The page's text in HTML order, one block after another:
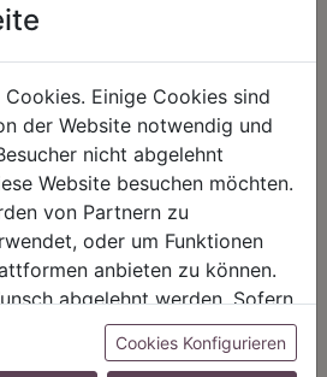
und
Nicht immer ist der günstigste Preis
auch ein guter Preis. Wir handeln
fair – im Hinblick auf unsere
Kalkulation, angemessene
Entlohnung und unsere
Geschäftsbeziehungen.
NACHHALTIGKEIT
Einige Cookies sind
der Website notwendig und
nicht abgelehnt
Website besuchen möchten.
von Partnern zu
oder um Funktionen
anbieten zu können.
abgelehnt werden. Sofern
nutzen, geben Sie
Cookies.
Cookies Konfigurieren